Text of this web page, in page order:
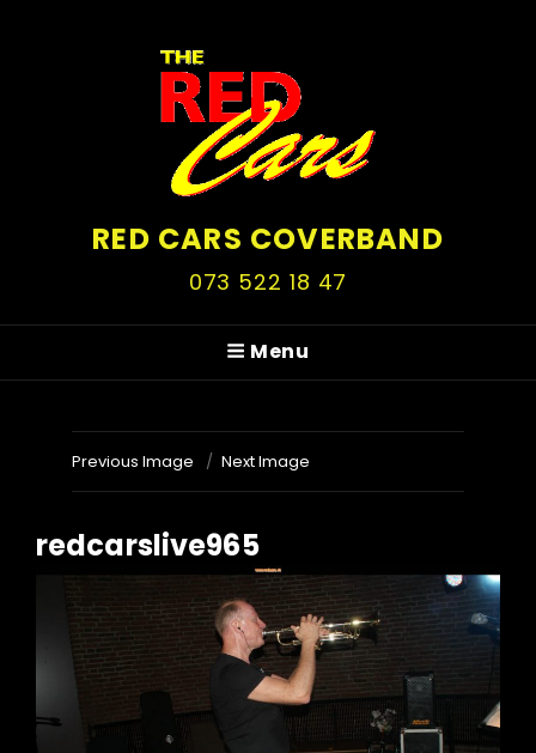
RED CARS COVERBAND
073 522 18 47
Menu
Previous Image Next Image
redcarslive965